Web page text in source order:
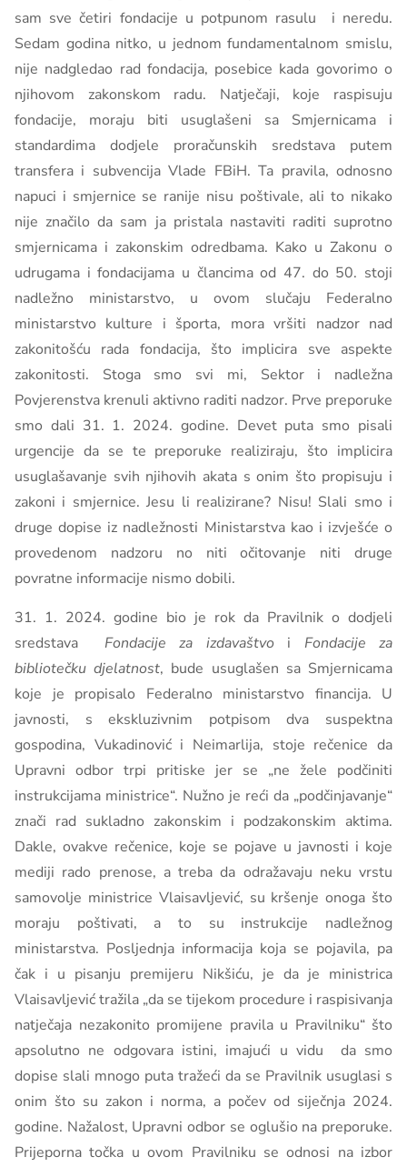
sam sve četiri fondacije u potpunom rasulu i neredu.
Sedam godina nitko, u jednom fundamentalnom smislu,
nije nadgledao rad fondacija, posebice kada govorimo o
njihovom zakonskom radu. Natječaji, koje raspisuju
fondacije, moraju biti usuglašeni sa Smjernicama i
standardima dodjele proračunskih sredstava putem
transfera i subvencija Vlade FBiH. Ta pravila, odnosno
napuci i smjernice se ranije nisu poštivale, ali to nikako
nije značilo da sam ja pristala nastaviti raditi suprotno
smjernicama i zakonskim odredbama. Kako u Zakonu o
udrugama i fondacijama u člancima od 47. do 50. stoji
nadležno ministarstvo, u ovom slučaju Federalno
ministarstvo kulture i športa, mora vršiti nadzor nad
zakonitošću rada fondacija, što implicira sve aspekte
zakonitosti. Stoga smo svi mi, Sektor i nadležna
Povjerenstva krenuli aktivno raditi nadzor. Prve preporuke
smo dali 31. 1. 2024. godine. Devet puta smo pisali
urgencije da se te preporuke realiziraju, što implicira
usuglašavanje svih njihovih akata s onim što propisuju i
zakoni i smjernice. Jesu li realizirane? Nisu! Slali smo i
druge dopise iz nadležnosti Ministarstva kao i izvješće o
provedenom nadzoru no niti očitovanje niti druge
povratne informacije nismo dobili.
31. 1. 2024. godine bio je rok da Pravilnik o dodjeli
sredstava Fondacije za izdavaštvoi Fondacije za
bibliotečku djelatnost, bude usuglašen sa Smjernicama
koje je propisalo Federalno ministarstvo financija. U
javnosti, s ekskluzivnim potpisom dva suspektna
gospodina, Vukadinović i Neimarlija, stoje rečenice da
Upravni odbor trpi pritiske jer se „ne žele podčiniti
instrukcijama ministrice“. Nužno je reći da „podčinjavanje“
znači rad sukladno zakonskim i podzakonskim aktima.
Dakle, ovakve rečenice, koje se pojave u javnosti i koje
mediji rado prenose, a treba da odražavaju neku vrstu
samovolje ministrice Vlaisavljević, su kršenje onoga što
moraju poštivati, a to su instrukcije nadležnog
ministarstva. Posljednja informacija koja se pojavila, pa
čak i u pisanju premijeru Nikšiću, je da je ministrica
Vlaisavljević tražila „da se tijekom procedure i raspisivanja
natječaja nezakonito promijene pravila u Pravilniku“ što
apsolutno ne odgovara istini, imajući u vidu da smo
dopise slali mnogo puta tražeći da se Pravilnik usuglasi s
onim što su zakon i norma, a počev od siječnja 2024.
godine. Nažalost, Upravni odbor se oglušio na preporuke.
Prijeporna točka u ovom Pravilniku se odnosi na izbor